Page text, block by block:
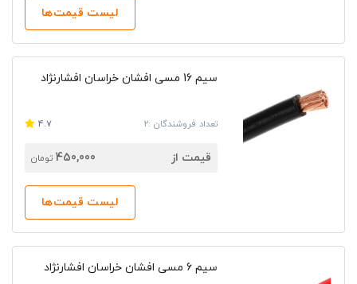
لیست قیمت‌ها
سیم 16 مسی افشان خراسان افشارنژاد
تعداد فروشندگان :2 4.7
قیمت از 450,000 تومان
لیست قیمت‌ها
سیم 6 مسی افشان خراسان افشارنژاد